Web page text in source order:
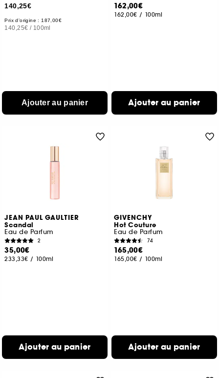
140,25€
Prix d'origine : 187,00€
140,25€ / 100ml
Ajouter au panier
162,00€
162,00€ / 100ml
Ajouter au panier
JEAN PAUL GAULTIER
Scandal
Eau de Parfum
2
35,00€
233,33€ / 100ml
Ajouter au panier
GIVENCHY
Hot Couture
Eau de Parfum
74
165,00€
165,00€ / 100ml
Ajouter au panier